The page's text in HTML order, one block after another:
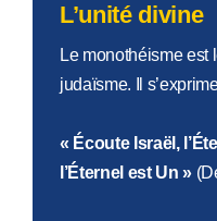
L’unité divine
Le monothéisme est
judaïsme. Il
« Écoute Israël,
l’Éternel est Un »